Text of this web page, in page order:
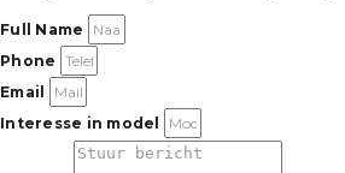
Full Name
Phone
Email
Interesse in model